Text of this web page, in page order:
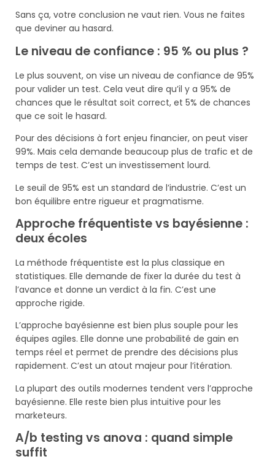
Sans ça, votre conclusion ne vaut rien. Vous ne faites
que deviner au hasard.
Le niveau de confiance : 95 % ou plus ?
Le plus souvent, on vise un niveau de confiance de 95%
pour valider un test. Cela veut dire qu’il y a 95% de
chances que le résultat soit correct, et 5% de chances
que ce soit le hasard.
Pour des décisions à fort enjeu financier, on peut viser
99%. Mais cela demande beaucoup plus de trafic et de
temps de test. C’est un investissement lourd.
Le seuil de 95% est un standard de l’industrie. C’est un
bon équilibre entre rigueur et pragmatisme.
Approche fréquentiste vs bayésienne :
deux écoles
La méthode fréquentiste est la plus classique en
statistiques. Elle demande de fixer la durée du test à
l’avance et donne un verdict à la fin. C’est une
approche rigide.
L’approche bayésienne est bien plus souple pour les
équipes agiles. Elle donne une probabilité de gain en
temps réel et permet de prendre des décisions plus
rapidement. C’est un atout majeur pour l’itération.
La plupart des outils modernes tendent vers l’approche
bayésienne. Elle reste bien plus intuitive pour les
marketeurs.
A/b testing vs anova : quand simple
suffit